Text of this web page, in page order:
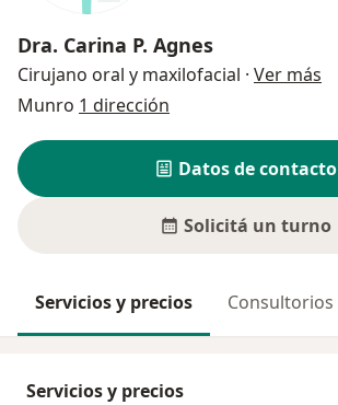
Dra. Carina P. Agnes
Cirujano oral y maxilofacial · Ver más
Munro 1 dirección
Datos de contacto
Solicitá un turno
Servicios y precios Consultorios
Servicios y precios